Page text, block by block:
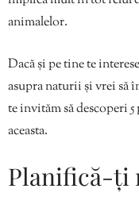
animalelor.
Dacă și pe tine te
asupra naturii și vrei să
te invităm să descoperi
aceasta.
Planifică-ți